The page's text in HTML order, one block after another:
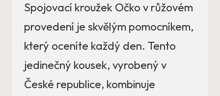
Spojovací kroužek Očko v růžovém
provedení je skvělým pomocníkem,
který oceníte každý den. Tento
jedinečný kousek, vyrobený v
České republice, kombinuje